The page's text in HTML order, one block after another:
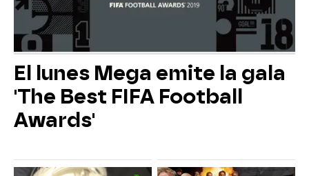
El lunes Mega emite la gala
'The Best FIFA Football
Awards'